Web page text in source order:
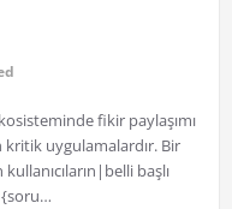
fikir paylaşımı
kritik uygulamalardır. Bir
başlı
{soru…